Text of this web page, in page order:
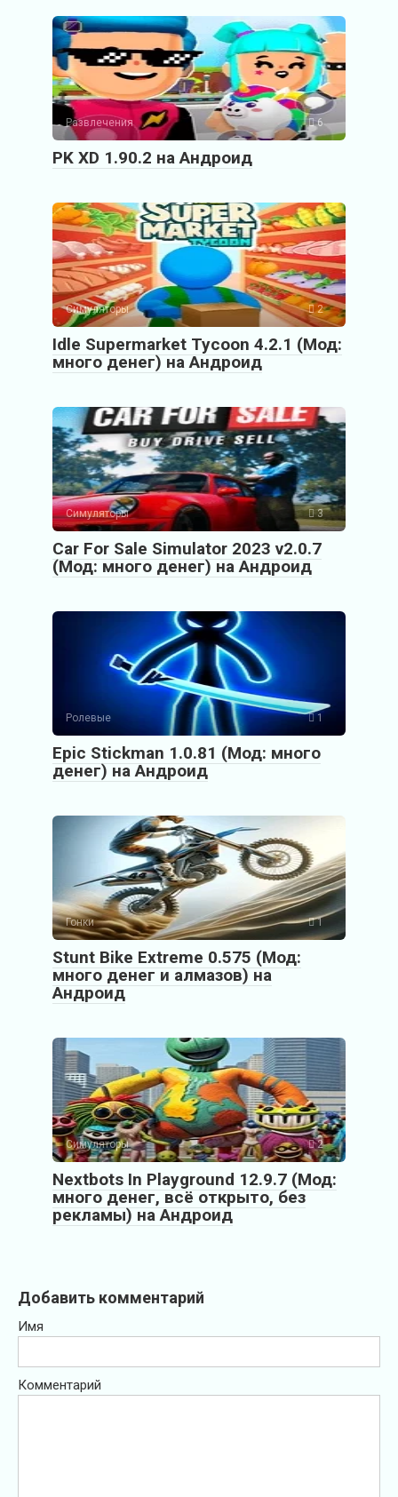
Развлечения 6
PK XD 1.90.2 на Андроид
Симуляторы 2
Idle Supermarket Tycoon 4.2.1 (Мод:
много денег) на Андроид
Симуляторы 3
Car For Sale Simulator 2023 v2.0.7
(Мод: много денег) на Андроид
Ролевые 1
Epic Stickman 1.0.81 (Мод: много
денег) на Андроид
Гонки 1
Stunt Bike Extreme 0.575 (Мод:
много денег и алмазов) на
Андроид
Симуляторы 2
Nextbots In Playground 12.9.7 (Мод:
много денег, всё открыто, без
рекламы) на Андроид
Добавить комментарий
Имя
Комментарий